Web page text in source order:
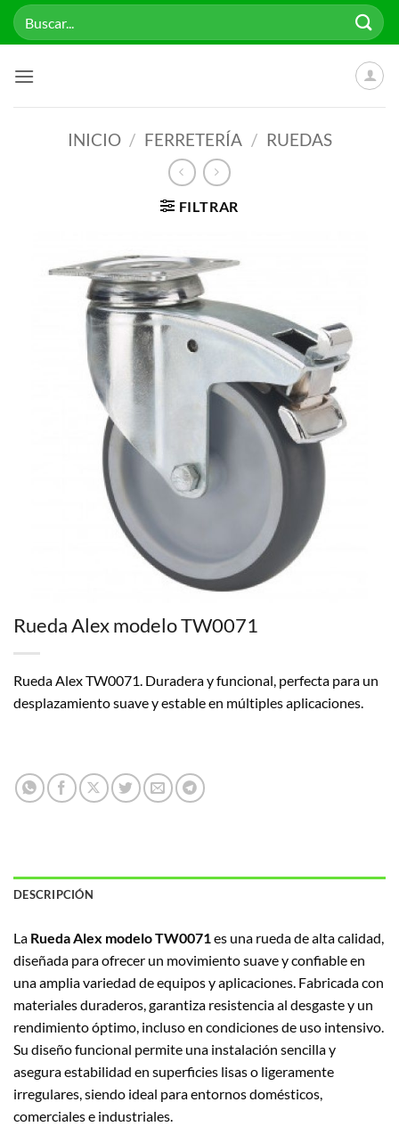
Saltar
Buscar
por:
INICIO / FERRETERÍA / RUEDAS
FILTRAR
Rueda Alex modelo TW0071
Rueda Alex TW0071. Duradera y funcional, perfecta para un
desplazamiento suave y estable en múltiples aplicaciones.
DESCRIPCIÓN
La Rueda Alex modelo TW0071es una rueda de alta calidad,
diseñada para ofrecer un movimiento suave y confiable en
una amplia variedad de equipos y aplicaciones. Fabricada con
materiales duraderos, garantiza resistencia al desgaste y un
rendimiento óptimo, incluso en condiciones de uso intensivo.
Su diseño funcional permite una instalación sencilla y
asegura estabilidad en superficies lisas o ligeramente
irregulares, siendo ideal para entornos domésticos,
comerciales e industriales.